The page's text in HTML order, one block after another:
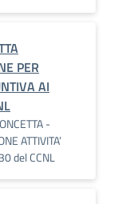
PER
AI
-
ATTIVITA’
del CCNL